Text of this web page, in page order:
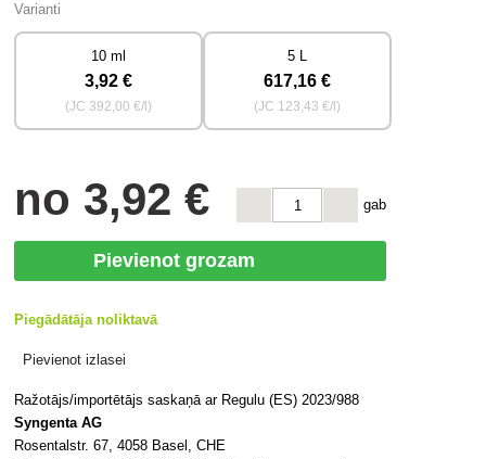
Varianti
10 ml
3,92 €
(JC 392,00 €/l)
5 L
617,16 €
(JC 123,43 €/l)
no 3,92 € gab
Pievienot grozam
Piegādātāja noliktavā
Pievienot izlasei
Ražotājs/importētājs saskaņā ar Regulu (ES) 2023/988
Syngenta AG
Rosentalstr. 67, 4058 Basel, CHE